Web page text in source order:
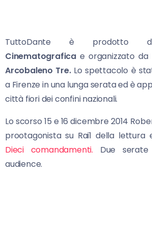
TuttoDante è prodotto
Cinematografica e organizzato da
Arcobaleno Tre.Lo spettacolo è
a Firenze in una lunga serata ed è
città fiori dei confini nazionali.
Lo scorso 15 e 16 dicembre 2014
prootagonista su Rai1 della lettura
Dieci comandamenti. Due
audience.